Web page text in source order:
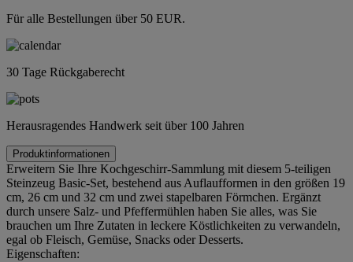
Für alle Bestellungen über 50 EUR.
30 Tage Rückgaberecht
Herausragendes Handwerk seit über 100 Jahren
Produktinformationen
Erweitern Sie Ihre Kochgeschirr-Sammlung mit diesem 5-teiligen
Steinzeug Basic-Set, bestehend aus Auflaufformen in den größen 19
cm, 26 cm und 32 cm und zwei stapelbaren Förmchen. Ergänzt
durch unsere Salz- und Pfeffermühlen haben Sie alles, was Sie
brauchen um Ihre Zutaten in leckere Köstlichkeiten zu verwandeln,
egal ob Fleisch, Gemüse, Snacks oder Desserts.
Eigenschaften: